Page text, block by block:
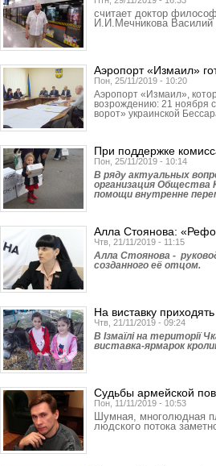
считает доктор
И.И.Мечникова
Аэропорт «Измаил»
Пон, 25/11/2019 - 10:20
Аэропорт «Измаил»,
возрождению: 21 ноября
ворот» украинской
При поддержке
Пон, 25/11/2019 - 10:14
В ряду актуальных
организация Общества
помощи внутренне
Алла Стоянова:
Чтв, 21/11/2019 - 11:15
Алла Стоянова -
созданного её отцом.
На виставку
Чтв, 21/11/2019 - 09:24
В Ізмаїлі на території
виставка-ярмарок
Судьбы армейской
Пон, 11/11/2019 - 10:53
Шумная, многолюдная
людского потока